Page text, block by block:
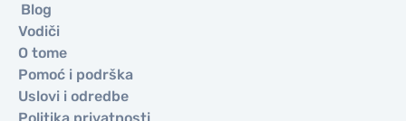
Blog
Vodiči
O tome
Pomoć i podrška
Uslovi i odredbe